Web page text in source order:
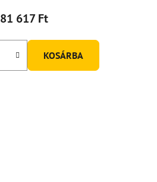
81 617 Ft
KOSÁRBA